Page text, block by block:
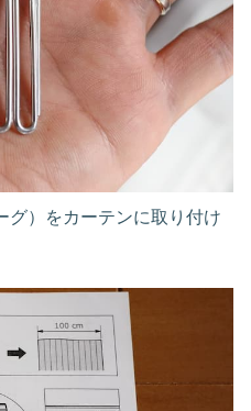
グ）をカーテンに取り付け